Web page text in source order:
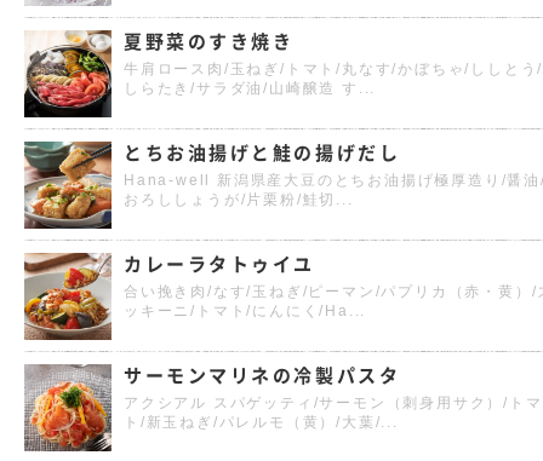
夏野菜のすき焼き
牛肩ロース肉/玉ねぎ/トマト/丸なす/かぼちゃ/ししとう/
しらたき/サラダ油/山崎醸造 す...
とちお油揚げと鮭の揚げだし
Hana-well 新潟県産大豆のとちお油揚げ極厚造り/醤
おろししょうが/片栗粉/鮭切...
カレーラタトゥイユ
合い挽き肉/なす/玉ねぎ/ピーマン/パプリカ（赤・黄）/
ッキーニ/トマト/にんにく/Ha...
サーモンマリネの冷製パスタ
アクシアル スパゲッティ/サーモン（刺身用サク）/トマ
ト/新玉ねぎ/パレルモ（黄）/大葉/...